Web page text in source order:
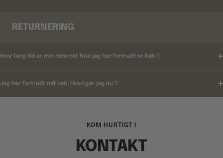
RETURNERING
Hvor lang tid er min returret hvis jeg har fortrudt et køb ?
Jeg har fortrudt mit køb, Hvad gør jeg nu ?
KOM HURTIGT I
KONTAKT